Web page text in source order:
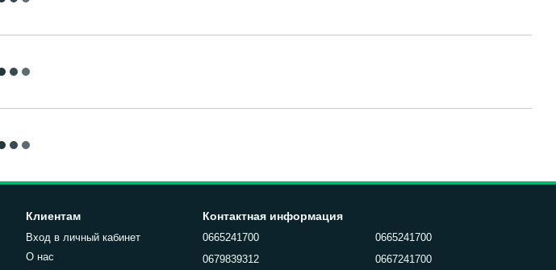
Клиентам
Вход в личный кабинет
О нас
Контактная информация
0665241700
0679839312
0665241700
0667241700